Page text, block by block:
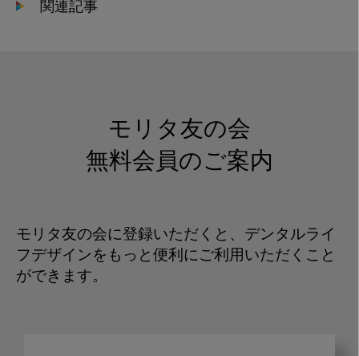
関連記事
モリタ友の会
無料会員のご案内
モリタ友の会に登録いただくと、デンタルライ
フデザインをもっと便利にご利用いただくこと
ができます。